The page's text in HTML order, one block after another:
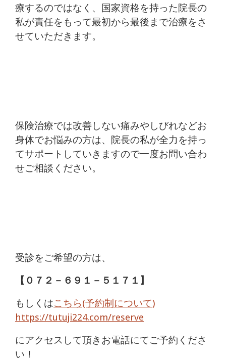
療するのではなく、国家資格を持った院長の
私が責任をもって最初から最後まで治療をさ
せていただきます。
保険治療では改善しない痛みやしびれなどお
身体でお悩みの方は、院長の私が全力を持っ
てサポートしていきますので一度お問い合わ
せご相談ください。
受診をご希望の方は、
【 ０７２－６９１－５１７１ 】
もしくはこちら(予約制について)
https://tutuji224.com/reserve
にアクセスして頂きお電話にてご予約くださ
い！